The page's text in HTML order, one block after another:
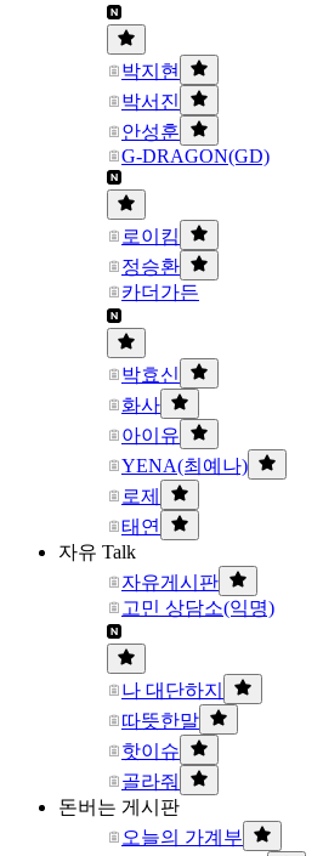
박지현
박서진
안성훈
G-DRAGON(GD)
로이킴
정승환
카더가든
박효신
화사
아이유
YENA(최예나)
로제
태연
자유 Talk
자유게시판
고민 상담소(익명)
나 대단하지
따뜻한말
핫이슈
골라줘
돈버는 게시판
오늘의 가계부